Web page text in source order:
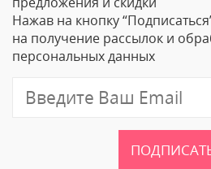
Email
Нажав на кнопку
на получение рассылок и
персональных данных